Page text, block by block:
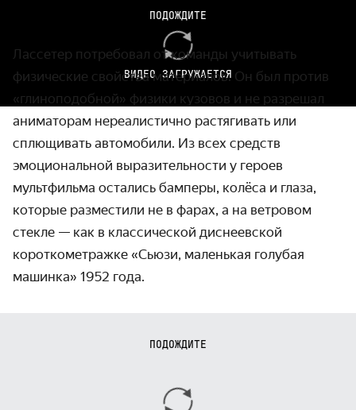
ПОДОЖДИТЕ
ВИДЕО ЗАГРУЖАЕТСЯ
Ismael 95
Лассетер потребовал от команды учитывать
физические свойства материалов. Он был против
«глиноподобной» физики кузовов и не разрешал
аниматорам нереалистично растягивать или
сплющивать автомобили. Из всех средств
эмоциональной выразительности у героев
мультфильма остались бамперы, колёса и глаза,
которые разместили не в фарах, а на ветровом
стекле — как в классической диснеевской
короткометражке «Сьюзи, маленькая голубая
машинка» 1952 года.
ПОДОЖДИТЕ